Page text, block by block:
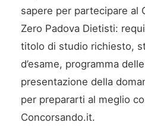
sapere per partecipare al
Zero Padova Dietisti:
titolo di studio richiesto,
d’esame, programma
presentazione della
per prepararti al meglio
Concorsando.it.